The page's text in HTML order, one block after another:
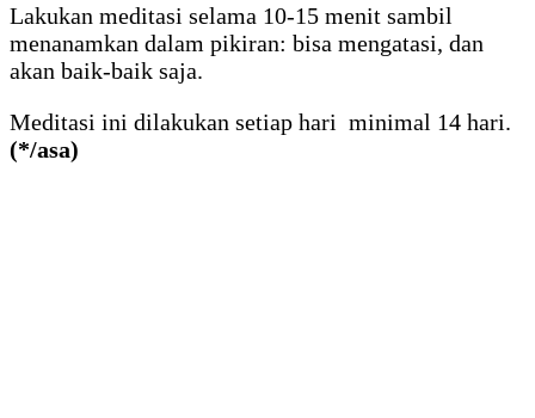
Lakukan meditasi selama 10-15 menit sambil
menanamkan dalam pikiran: bisa mengatasi, dan
akan baik-baik saja.
Meditasi ini dilakukan setiap hari minimal 14 hari.
(*/asa)